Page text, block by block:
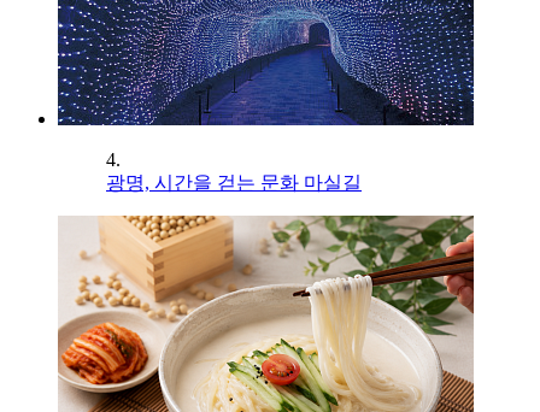
4.
광명, 시간을 걷는 문화 마실길